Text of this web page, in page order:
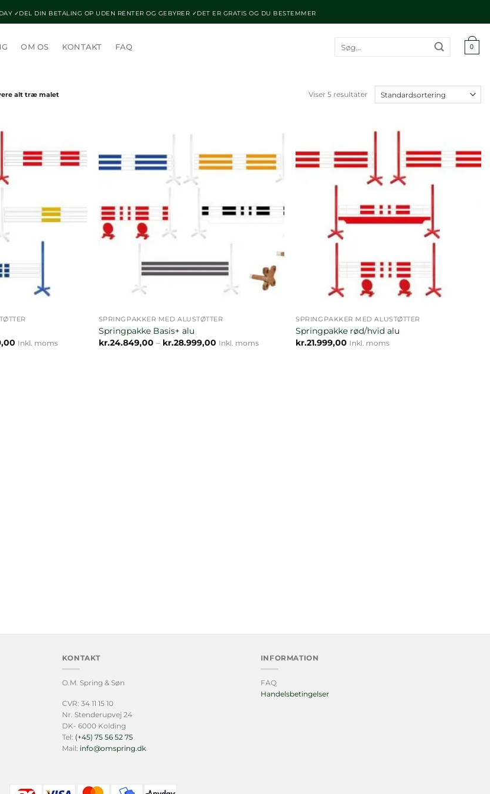
✓DEL DIN BETALING OP UDEN RENTER OG GEBYRER ✓DET ER GRATIS OG DU BESTEMMER
OM OS KONTAKT FAQ
efter:
0
alt træ malet Viser 5 resultater
Prisinterval:
Inkl. moms
SPRINGPAKKER MED ALUSTØTTER
Springpakke Basis+ alu
kr.24.849,00 – kr.28.999,00Prisinterval:
Inkl. moms
SPRINGPAKKER MED ALUSTØTTER
Springpakke rød/hvid alu
kr.21.999,00 Inkl. moms
KONTAKT
O.M. Spring & Søn
CVR: 34 11 15 10
Nr. Stenderupvej 24
DK- 6000 Kolding
Tel: (+45) 75 56 52 75
Mail: info@omspring.dk
INFORMATION
FAQ
Handelsbetingelser